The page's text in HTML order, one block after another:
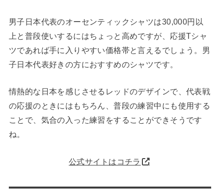
男子日本代表のオーセンティックシャツは30,000円以
上と普段使いするにはちょっと高めですが、応援Tシャ
ツであれば手に入りやすい価格帯と言えるでしょう。男
子日本代表好きの方におすすめのシャツです。
情熱的な日本を感じさせるレッドのデザインで、代表戦
の応援のときにはもちろん、普段の練習中にも使用する
ことで、気合の入った練習をすることができそうです
ね。
公式サイトはコチラ